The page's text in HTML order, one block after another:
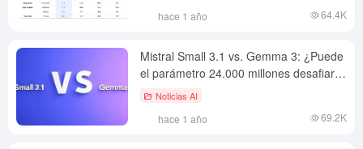
hace 1 año 64.4K
Mistral Small 3.1 vs. Gemma 3: ¿Puede
el parámetro 24.000 millones desafiar a
27.000 millones?
Noticias AI
hace 1 año 69.2K